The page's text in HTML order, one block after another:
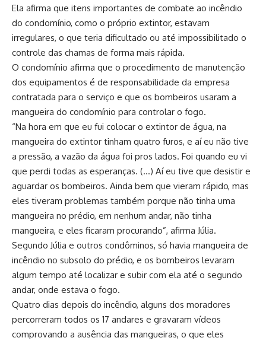
Ela afirma que itens importantes de combate ao incêndio
do condomínio, como o próprio extintor, estavam
irregulares, o que teria dificultado ou até impossibilitado o
controle das chamas de forma mais rápida.
O condomínio afirma que o procedimento de manutenção
dos equipamentos é de responsabilidade da empresa
contratada para o serviço e que os bombeiros usaram a
mangueira do condomínio para controlar o fogo.
“Na hora em que eu fui colocar o extintor de água, na
mangueira do extintor tinham quatro furos, e aí eu não tive
a pressão, a vazão da água foi pros lados. Foi quando eu vi
que perdi todas as esperanças. (…) Aí eu tive que desistir e
aguardar os bombeiros. Ainda bem que vieram rápido, mas
eles tiveram problemas também porque não tinha uma
mangueira no prédio, em nenhum andar, não tinha
mangueira, e eles ficaram procurando”, afirma Júlia.
Segundo Júlia e outros condôminos, só havia mangueira de
incêndio no subsolo do prédio, e os bombeiros levaram
algum tempo até localizar e subir com ela até o segundo
andar, onde estava o fogo.
Quatro dias depois do incêndio, alguns dos moradores
percorreram todos os 17 andares e gravaram vídeos
comprovando a ausência das mangueiras, o que eles